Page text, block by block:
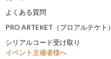
よくある質問
PRO ARTEKET（プロアルテケト）
シリアルコード受け取り
イベント主催者様へ